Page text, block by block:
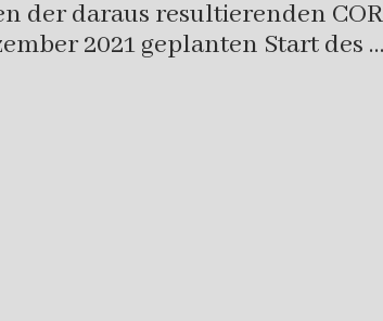
der daraus resultierenden
2021 geplanten Start des …